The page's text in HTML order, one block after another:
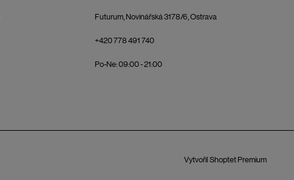
Futurum, Novinářská 3178/6, Ostrava
+420 778 491 740
Po-Ne: 09:00 - 21:00
Vytvořil Shoptet Premium